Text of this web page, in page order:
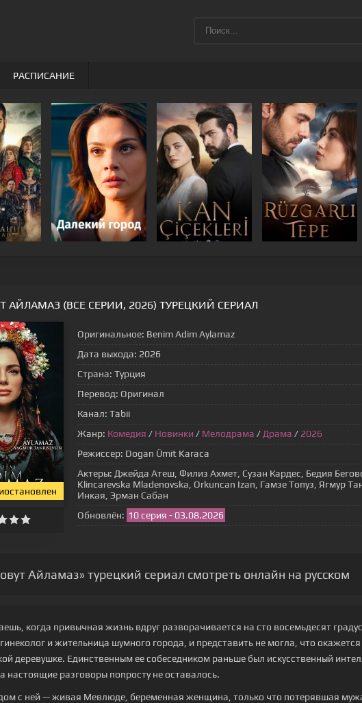
АЙЛАМАЗ (ВСЕ СЕРИИ, 2026) ТУРЕЦКИЙ СЕРИАЛ
Оригинальное: Benim Adim Aylamaz
Дата выхода: 2026
Страна: Турция
Перевод: Оригинал
Канал: Tabii
Жанр: Комедия / Новинки / Мелодрама / Драма / 2026
Режиссер: Dogan Ümit Karaca
Актеры: Джейда Атеш, Филиз Ахмет, Сузан Кардес, Бедия
Klincarevska Mladenovska, Orkuncan Izan, Гамзе Топуз, Ягмур
Инкая, Эрман Сабан
Обновлён: 10 серия - 03.08.2026
Айламаз» турецкий сериал смотреть онлайн на русском
когда привычная жизнь вдруг разворачивается на сто восемьдесят
и жительница шумного города, и представить не могла, что окажется
деревушке. Единственным ее собеседником раньше был искусственный
настоящие разговоры попросту не оставалось.
с ней — живая Мевлюде, беременная женщина, только что потерявшая
РАСПИСАНИЕ